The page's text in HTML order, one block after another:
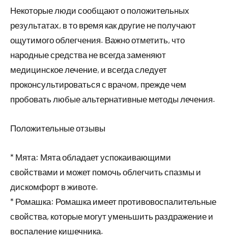
Некоторые люди сообщают о положительных
результатах, в то время как другие не получают
ощутимого облегчения. Важно отметить, что
народные средства не всегда заменяют
медицинское лечение, и всегда следует
проконсультироваться с врачом, прежде чем
пробовать любые альтернативные методы лечения.
Положительные отзывы
* Мята: Мята обладает успокаивающими
свойствами и может помочь облегчить спазмы и
дискомфорт в животе.
* Ромашка: Ромашка имеет противовоспалительные
свойства, которые могут уменьшить раздражение и
воспаление кишечника.